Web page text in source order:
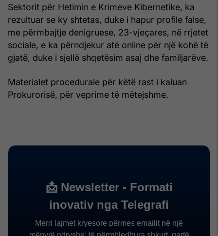
Sektorit për Hetimin e Krimeve Kibernetike, ka
rezultuar se ky shtetas, duke i hapur profile false,
me përmbajtje denigruese, 23-vjeçares, në rrjetet
sociale, e ka përndjekur atë online për një kohë të
gjatë, duke i sjellë shqetësim asaj dhe familjarëve.
Materialet procedurale për këtë rast i kaluan
Prokurorisë, për veprime të mëtejshme.